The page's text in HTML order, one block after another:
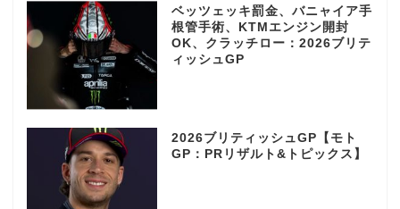
ベッツェッキ罰金、バニャイア手
根管手術、KTMエンジン開封
OK、クラッチロー：2026ブリテ
ィッシュGP
2026ブリティッシュGP【モト
GP：PRリザルト&トピックス】